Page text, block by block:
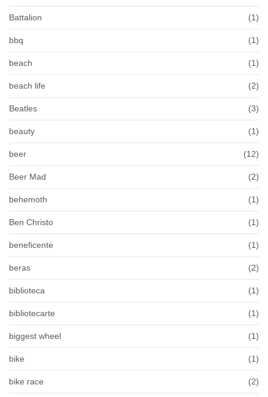
Battalion (1)
bbq (1)
beach (1)
beach life (2)
Beatles (3)
beauty (1)
beer (12)
Beer Mad (2)
behemoth (1)
Ben Christo (1)
beneficente (1)
beras (2)
biblioteca (1)
bibliotecarte (1)
biggest wheel (1)
bike (1)
bike race (2)